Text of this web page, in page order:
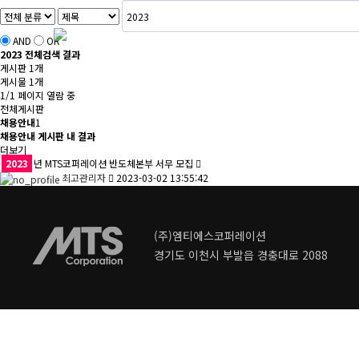
AND
OR
2023 전체검색 결과
게시판 1개
게시물 1개
1/1 페이지 열람 중
전체게시판
채용안내1
채용안내 게시판 내 결과
더보기
2023 년 MTS코퍼레이션 반도체본부 서무 모집
최고관리자
2023-03-02 13:55:42
(주)엠티에스코퍼레이션
경기도 이천시 부발읍 경충대로 2088